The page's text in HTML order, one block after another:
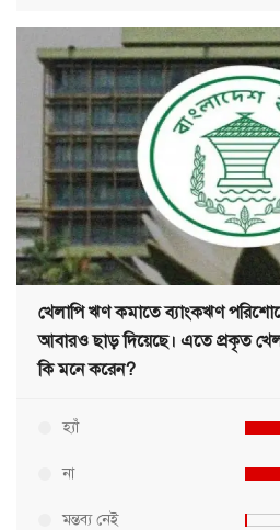
খেলাপি ঋণ কমাতে ব্যাংকঋণ
আবারও ছাড় দিয়েছে। এতে প্রকৃত
কি মনে করেন?
হ্যাঁ
না
মন্তব্য নেই